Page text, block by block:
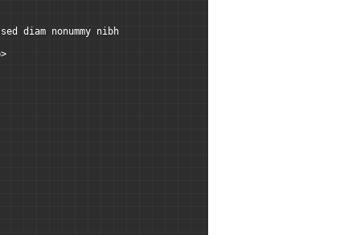
diam nonummy nibh